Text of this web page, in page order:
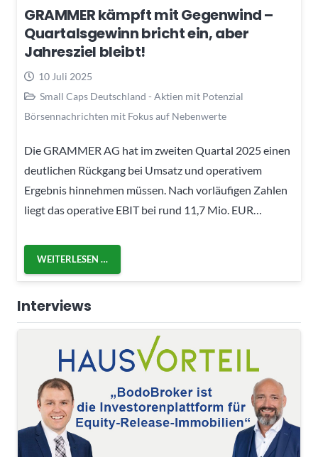
GRAMMER kämpft mit Gegenwind –
Quartalsgewinn bricht ein, aber
Jahresziel bleibt!
10 Juli 2025
Small Caps Deutschland - Aktien mit Potenzial
Börsennachrichten mit Fokus auf Nebenwerte
Die GRAMMER AG hat im zweiten Quartal 2025 einen
deutlichen Rückgang bei Umsatz und operativem
Ergebnis hinnehmen müssen. Nach vorläufigen Zahlen
liegt das operative EBIT bei rund 11,7 Mio. EUR…
WEITERLESEN …
Interviews